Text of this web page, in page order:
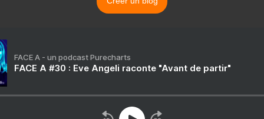
FACE A - un podcast Purecharts
FACE A #30 : Eve Angeli raconte "Avant de partir"